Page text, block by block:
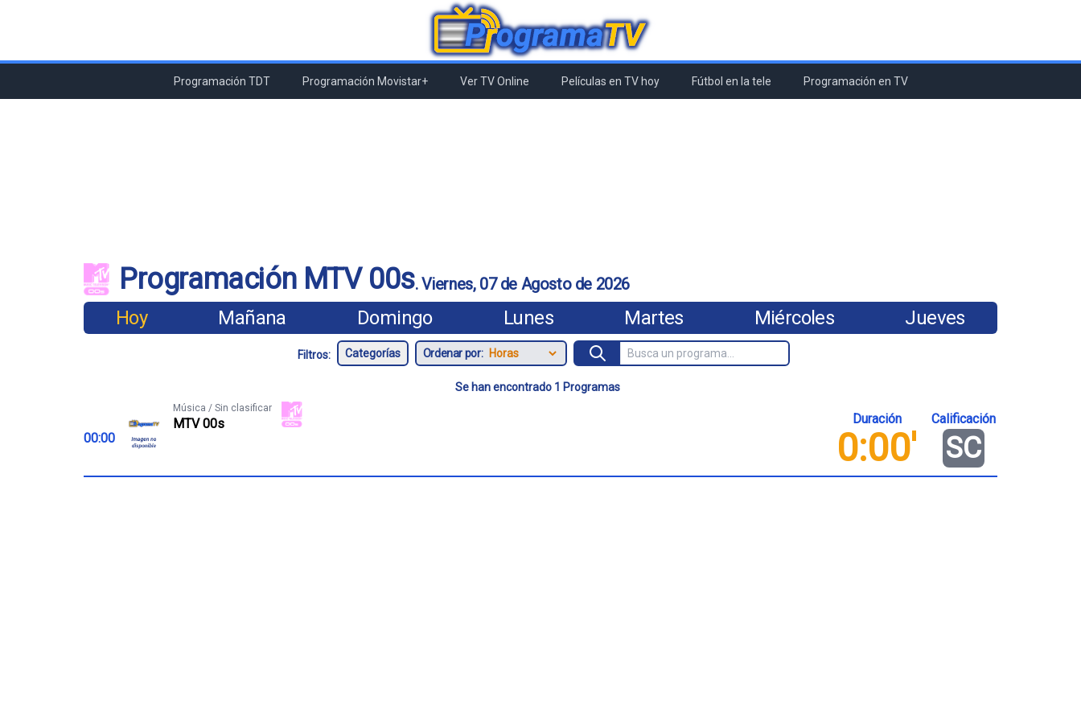
Programación TDT Programación Movistar+ Ver TV Online Películas en TV hoy Fútbol en la tele Programación en TV
Programación MTV 00s.Viernes, 07 de Agosto de 2026
Hoy Mañana Domingo Lunes Martes Miércoles Jueves
Filtros: Ordenar por:
Se han encontrado 1 Programas
00:00
Música / Sin clasificar
MTV 00s Duración
0:00'
Calificación
SC